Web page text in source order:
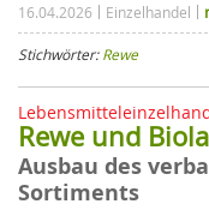
16.04.2026 Einzelhandel
Stichwörter:Rewe
Rewe und
Ausbau des
Sortiments